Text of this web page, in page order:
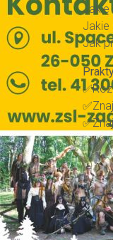
Jakie
Jakie
Jak